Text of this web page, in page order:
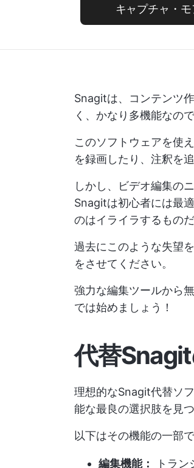
キャプチャ・
Snagitは、コンテンツ
く、かなり多機能なの
このソフトウェアを使
を録画したり、注釈を
しかし、ビデオ編集の
Snagitは初心者には最
のはイライラするもの
過去にこのような失望
をさせてください。
強力な編集ツールから
では始めましょう！
代替
理想的なSnagit代替ソ
能な最良の選択肢を見つ
以下はその機能の一部で
編集機能：
トラ